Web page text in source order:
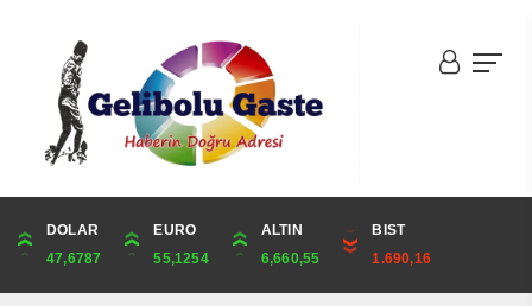
DOLAR
47,6787
EURO
55,1254
ALTIN
6,660,55
BIST
1.690,16
ONS
4,341,81
ALTIN
6,660,55
ÇEYREK
10,889,99
CUMHURİYET
44,829,00